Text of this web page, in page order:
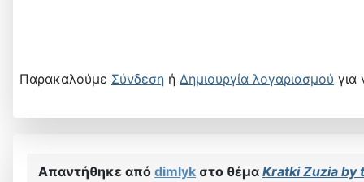
Παρακαλούμε Σύνδεση ή Δημιουργία λογαριασμού για
Απαντήθηκε από dimlyk στο θέμα Kratki Zuzia by